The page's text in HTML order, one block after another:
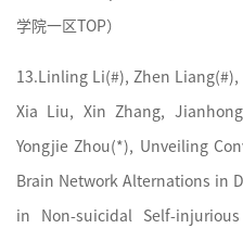
学院一区TOP）
13. Linling Li(#), Zhen Liang(#),
Xia Liu, Xin Zhang,
Yongjie Zhou(*), Unveiling
Brain Network Alternations in
in Non-suicidal Self-